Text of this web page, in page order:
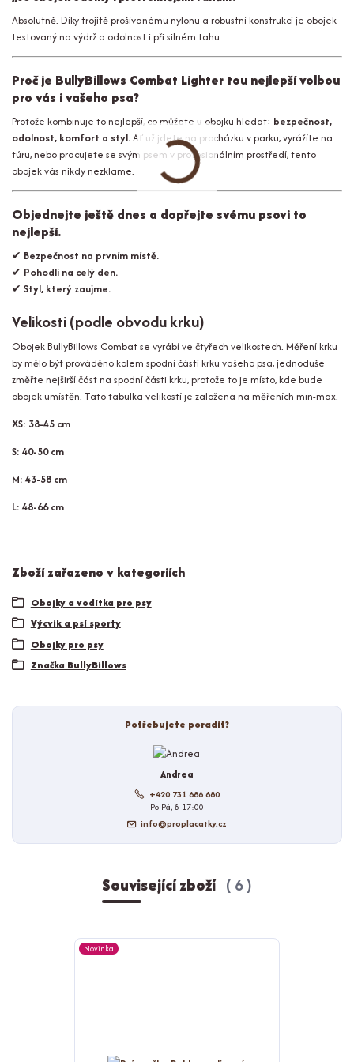
Absolutně. Díky trojitě prošívanému nylonu a robustní konstrukci je obojek
testovaný na výdrž a odolnost i při silném tahu.
Proč je BullyBillows Combat Lighter tou nejlepší volbou
pro vás i vašeho psa?
Protože kombinuje to nejlepší, co můžete u obojku hledat: bezpečnost,
odolnost, komfort a styl.Ať už jdete na procházku v parku, vyrážíte na
túru, nebo pracujete se svým psem v profesionálním prostředí, tento
obojek vás nikdy nezklame.
Objednejte ještě dnes a dopřejte svému psovi to
nejlepší.
✔ Bezpečnost na prvním místě.
✔ Pohodlí na celý den.
✔ Styl, který zaujme.
Velikosti (podle obvodu krku)
Obojek BullyBillows Combat se vyrábí ve čtyřech velikostech. Měření krku
by mělo být prováděno kolem spodní části krku vašeho psa, jednoduše
změřte nejširší část na spodní části krku, protože to je místo, kde bude
obojek umístěn. Tato tabulka velikostí je založena na měřeních min-max.
XS: 38-45 cm
S: 40-50cm
M: 43-58 cm
L: 48-66 cm
Zboží zařazeno v kategoriích
Obojky a vodítka pro psy
Výcvik a psí sporty
Obojky pro psy
Značka BullyBillows
Potřebujete poradit?
Andrea
+420 731 686 680
Po-Pá, 8-17:00
info@proplacatky.cz
Související zboží 6
Novinka